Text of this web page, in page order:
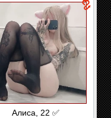
Алиса, 22 ✅